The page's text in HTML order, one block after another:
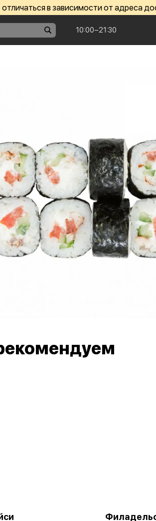
в зависимости от адреса
10:00−21:30